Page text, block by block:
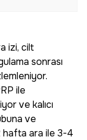
izi, cilt
sonrası
ile
ve kalıcı
ve
hafta ara ile 3-4